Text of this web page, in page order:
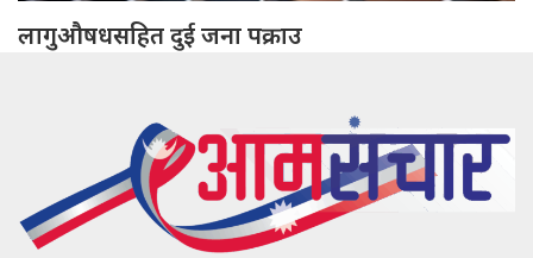
लागुऔषधसहित दुई जना पक्राउ